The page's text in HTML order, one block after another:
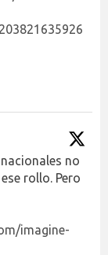
no
rollo. Pero
imagine-